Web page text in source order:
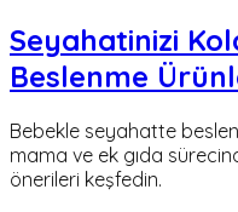
Seyahatinizi
Beslenme
Bebekle seyahatte
mama ve ek gıda
önerileri keşfedin.